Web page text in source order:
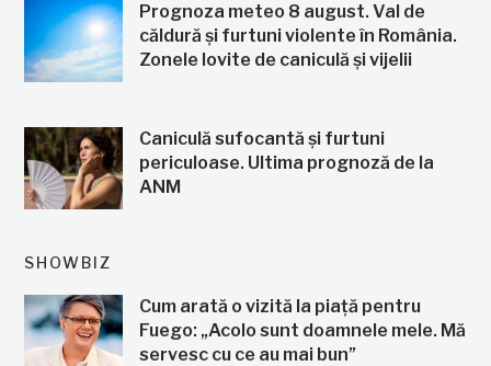
Prognoza meteo 8 august. Val de
căldură și furtuni violente în România.
Zonele lovite de caniculă și vijelii
Caniculă sufocantă și furtuni
periculoase. Ultima prognoză de la
ANM
SHOWBIZ
Cum arată o vizită la piață pentru
Fuego: „Acolo sunt doamnele mele. Mă
servesc cu ce au mai bun”